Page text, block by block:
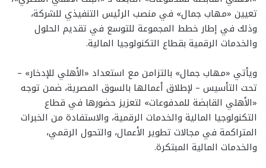
تعيين «مهاب جمال» في منصب الرئيس التنفيذي للشركة،
وذلك في إطار خطط المجموعة للتوسع في تقديم الحلول
والخدمات الرقمية بقطاع التكنولوجيا المالية.
ويأتي «مهاب جمال» بالتزامن مع استعداد «الأهلي للإدخار» –
تحت التأسيس – لإطلاق أعمالها بالسوق المصرية، ضمن توجه
«الأهلي القابضة للمدفوعات» لتعزيز حضورها في قطاع
التكنولوجيا المالية والخدمات الرقمية، والاستفادة من الخبرات
المتراكمة في مجالات تطوير الأعمال، والتحول الرقمي،
والخدمات المالية المبتكرة.